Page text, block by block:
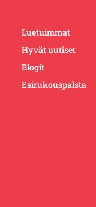
Luetuimmat
Hyvät uutiset
Blogit
Esirukouspalsta